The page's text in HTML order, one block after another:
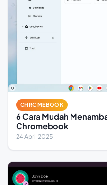
CHROMEBOOK
6 Cara Mudah
Chromebook
24 April 2025